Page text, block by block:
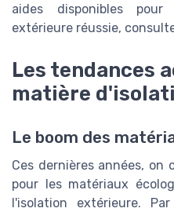
aides disponibles
extérieure réussie,
Les tendances
matière
Le boom des
Ces dernières années,
pour les matériaux
l'isolation extérieure.